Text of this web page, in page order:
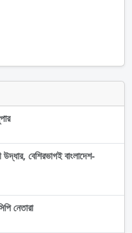
বেশিরভাগই বাংলাদেশ-
নেতারা